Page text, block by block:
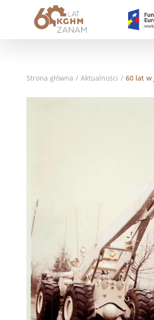
Strona główna / Aktualności / 60 lat w